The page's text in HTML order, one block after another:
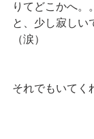
りてどこかへ。
と、少し寂しい
（涙）
それでもいてく